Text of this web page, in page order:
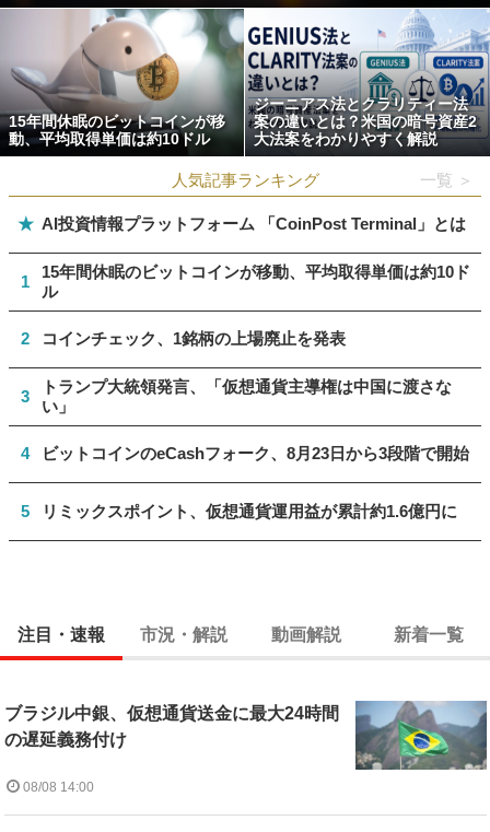
15年間休眠のビットコインが移
動、平均取得単価は約10ドル
ジーニアス法とクラリティー法
案の違いとは？米国の暗号資産2
大法案をわかりやすく解説
人気記事ランキング 一覧 ＞
★ AI投資情報プラットフォーム 「CoinPost Terminal」とは
1
15年間休眠のビットコインが移動、平均取得単価は約10ド
ル
2 コインチェック、1銘柄の上場廃止を発表
3
トランプ大統領発言、「仮想通貨主導権は中国に渡さな
い」
4 ビットコインのeCashフォーク、8月23日から3段階で開始
5 リミックスポイント、仮想通貨運用益が累計約1.6億円に
注目・速報 市況・解説 動画解説 新着一覧
ブラジル中銀、仮想通貨送金に最大24時間
の遅延義務付け
08/08 14:00